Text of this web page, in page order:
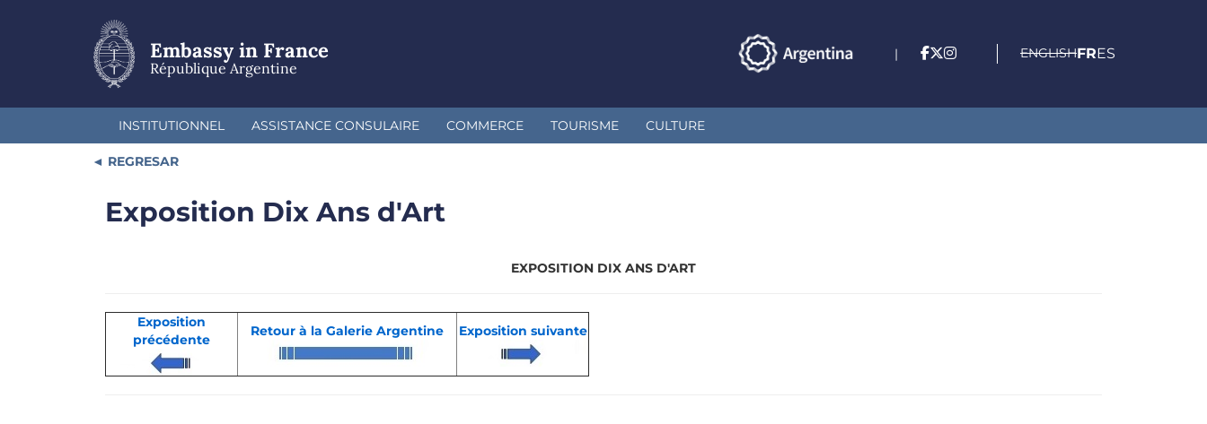
Embassy in France
République Argentine
| ENGLISHFRES
INSTITUTIONNEL ASSISTANCE CONSULAIRE COMMERCE TOURISME CULTURE
REGRESAR
Exposition Dix Ans d'Art
EXPOSITION DIX ANS D'ART
Exposition
précédente
Retour à la Galerie Argentine Exposition suivante